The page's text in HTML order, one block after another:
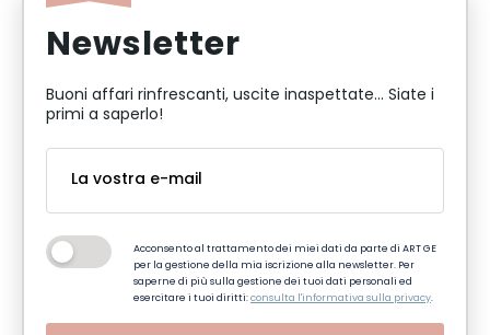
Newsletter
Buoni affari rinfrescanti, uscite inaspettate... Siate i
primi a saperlo!
Acconsento al trattamento dei miei dati da parte di ART GE
per la gestione della mia iscrizione alla newsletter. Per
saperne di più sulla gestione dei tuoi dati personali ed
esercitare i tuoi diritti:consulta l'informativa sulla privacy.